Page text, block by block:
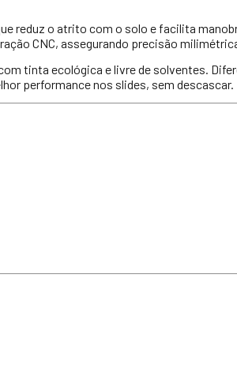
reduz o atrito com o solo e facilita
CNC, assegurando precisão
tinta ecológica e livre de solventes.
performance nos slides, sem descascar.